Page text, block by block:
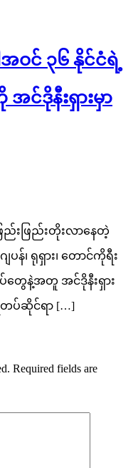
င် ၃၆ နိုင်ငံရဲ့
င်ဒိုနီးရှားမှာ
ည်းဖြည်းတိုးလာနေတဲ့
န်၊ ရုရှား၊ တောင်ကိုရီး
တွေနဲ့အတူ အင်ဒိုနီးရှား
တပ်ဆိုင်ရာ […]
Required fields are